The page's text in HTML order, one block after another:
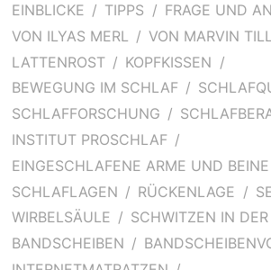
EINBLICKE
TIPPS
FRAGE UND
VON ILYAS MERL
VON MARVIN TILL
LATTENROST
KOPFKISSEN
BEWEGUNG IM SCHLAF
SCHLAFFORSCHUNG
INSTITUT PROSCHLAF
EINGESCHLAFENE ARME UND BEINE
SCHLAFLAGEN
RÜCKENLAGE
WIRBELSÄULE
SCHWITZEN IN
BANDSCHEIBEN